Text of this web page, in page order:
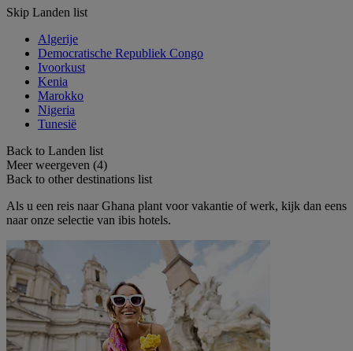
Skip Landen list
Algerije
Democratische Republiek Congo
Ivoorkust
Kenia
Marokko
Nigeria
Tunesië
Back to Landen list
Meer weergeven (4)
Back to other destinations list
Als u een reis naar Ghana plant voor vakantie of werk, kijk dan eens
naar onze selectie van ibis hotels.